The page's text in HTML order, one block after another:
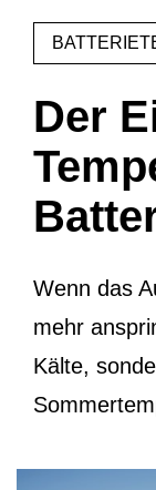
Der
Wenn das
mehr
Kälte,